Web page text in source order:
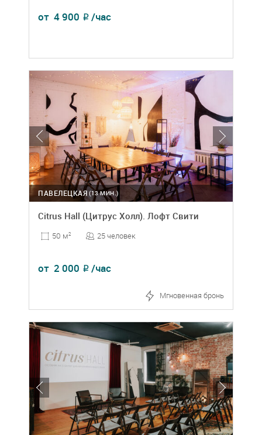
от 4 900 ₽ /час
(13 МИН.)
ПАВЕЛЕЦКАЯ
Citrus Hall (Цитрус Холл). Лофт Свити
50 м2 25 человек
от 2 000 ₽ /час
Мгновенная бронь